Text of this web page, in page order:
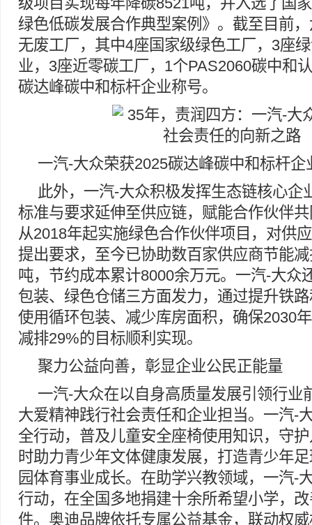
绿色低碳发展合作典型案例》。截至目前
无废工厂，其中4座国家级绿色工厂，3座
业，3座近零碳工厂，1个PAS2060碳中和
碳达峰碳中和标杆企业称号。
一汽-大众荣获2025碳达峰碳中和标杆企
此外，一汽-大众积极发挥生态链核心企
标准与要求延伸至供应链，赋能合作伙伴
从2018年起实施绿色合作伙伴项目，对供
提出要求，至今已协助数百家供应商节能
吨，节约成本累计8000余万元。一汽-大众
包装、绿色仓储三方面发力，通过提升铁
使用循环包装、减少库房面积，确保2030
减排29%的目标顺利实现。
聚力公益向善，彰显企业公民正能量
一汽-大众在以自身高质量发展引领行业
大爱精神践行社会责任和企业担当。一汽-
全行动，普及儿童安全座椅使用知识，守
时助力青少年文体健康发展，打造青少年
园体育事业成长。在助学兴教领域，一汽-
行动，在全国多地捐建十余所希望小学，
件。奥迪品牌依托专属公益基金，联动权